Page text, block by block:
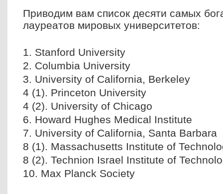
Приводим вам список десяти самых
лауреатов мировых университетов:
1. Stanford University
2. Columbia University
3. University of California, Berkeley
4 (1). Princeton University
4 (2). University of Chicago
6. Howard Hughes Medical Institute
7. University of California, Santa Barbara
8 (1). Massachusetts Institute of
8 (2). Technion Israel Institute of
10. Max Planck Society